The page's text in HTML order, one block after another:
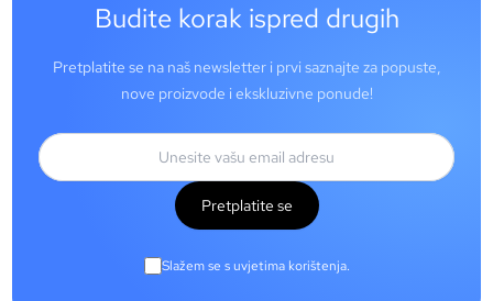
Budite korak ispred drugih
Pretplatite se na naš newsletter i prvi saznajte za popuste,
nove proizvode i ekskluzivne ponude!
Pretplatite se
Slažem se s uvjetima korištenja.